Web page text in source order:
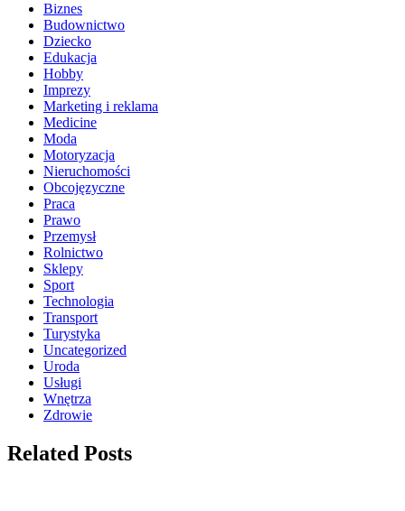
Biznes
Budownictwo
Dziecko
Edukacja
Hobby
Imprezy
Marketing i reklama
Medicine
Moda
Motoryzacja
Nieruchomości
Obcojęzyczne
Praca
Prawo
Przemysł
Rolnictwo
Sklepy
Sport
Technologia
Transport
Turystyka
Uncategorized
Uroda
Usługi
Wnętrza
Zdrowie
Related Posts